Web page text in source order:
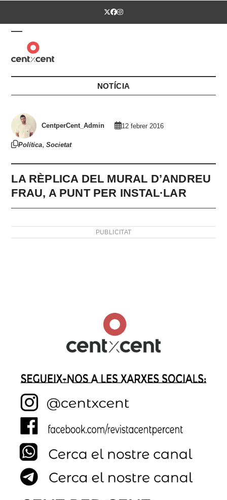
Twitter
Facebook
Instagram
Open
mobile
menu
Close
mobile
menu
NOTÍCIA
CentperCent_Admin 12 febrer 2016
Política,Societat
LA RÈPLICA DEL MURAL D’ANDREU
FRAU, A PUNT PER INSTAL·LAR
PUBLICITAT